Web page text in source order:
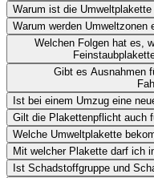
Warum ist die
Warum werden Umweltzonen
Welchen Folgen hat es,
Gibt es Ausnahmen
Ist bei einem Umzug eine
Gilt die Plakettenpflicht auch
Welche Umweltplakette
Mit welcher Plakette darf ich
Ist Schadstoffgruppe und